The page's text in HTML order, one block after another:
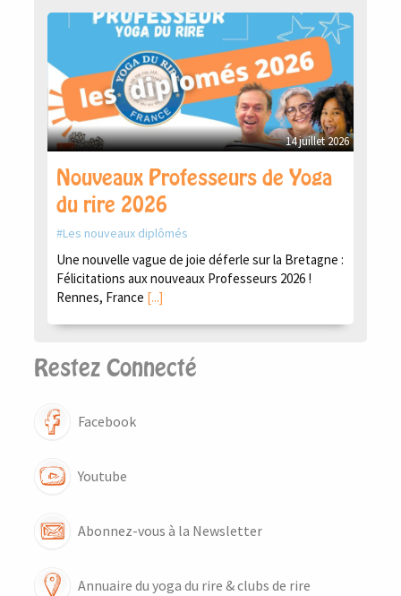
14 juillet 2026
Nouveaux Professeurs de Yoga
du rire 2026
Les nouveaux diplômés
Une nouvelle vague de joie déferle sur la Bretagne :
Félicitations aux nouveaux Professeurs 2026 !
Rennes, France [...]
Restez Connecté
Facebook
Youtube
Abonnez-vous à la Newsletter
Annuaire du yoga du rire & clubs de rire